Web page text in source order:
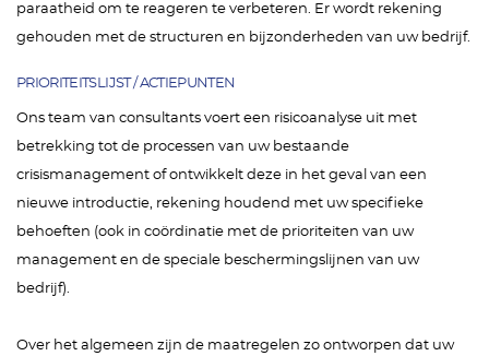
paraatheid om te reageren te verbeteren. Er wordt rekening
gehouden met de structuren en bijzonderheden van uw bedrijf.
PRIORITEITSLIJST / ACTIEPUNTEN
Ons team van consultants voert een risicoanalyse uit met
betrekking tot de processen van uw bestaande
crisismanagement of ontwikkelt deze in het geval van een
nieuwe introductie, rekening houdend met uw specifieke
behoeften (ook in coördinatie met de prioriteiten van uw
management en de speciale beschermingslijnen van uw
bedrijf).
Over het algemeen zijn de maatregelen zo ontworpen dat uw